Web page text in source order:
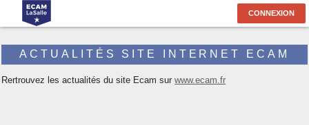
CONNEXION
ACTUALITÉS SITE INTERNET ECAM
Rertrouvez les actualités du site Ecam surwww.ecam.fr